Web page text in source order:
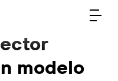
modelo